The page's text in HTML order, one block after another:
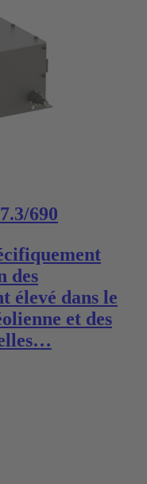
690
des
élevé dans le
et des